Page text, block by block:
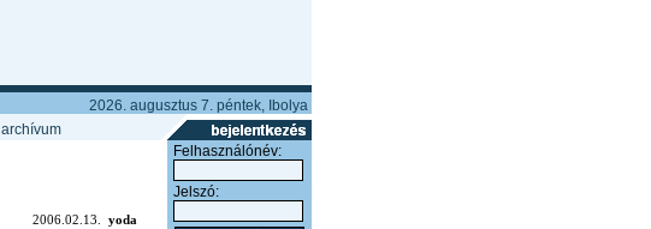
2026. augusztus 7. péntek, Ibolya
archívum
2006.02.13. yoda
Felhasználónév:
Jelszó: